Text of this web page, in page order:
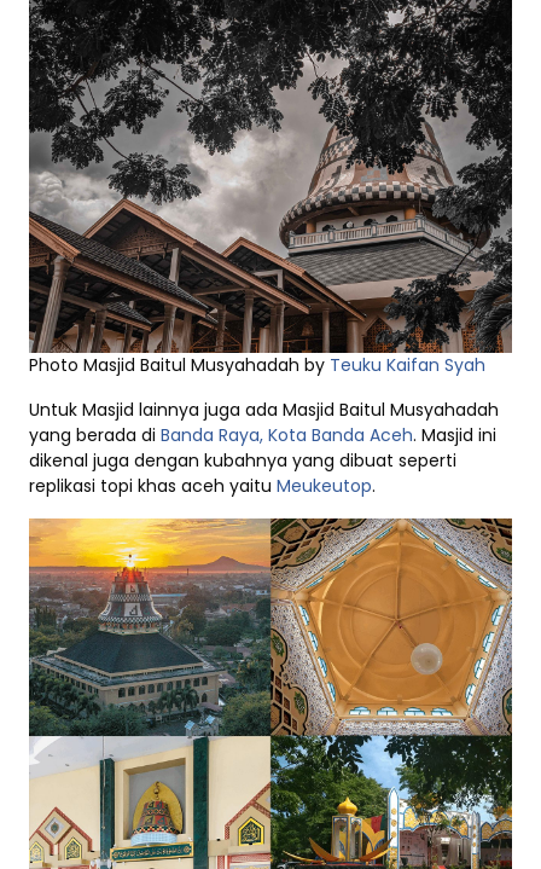
Photo Masjid Baitul Musyahadah by Teuku Kaifan Syah
Untuk Masjid lainnya juga ada Masjid Baitul Musyahadah
yang berada di Banda Raya, Kota Banda Aceh. Masjid ini
dikenal juga dengan kubahnya yang dibuat seperti
replikasi topi khas aceh yaitu Meukeutop.